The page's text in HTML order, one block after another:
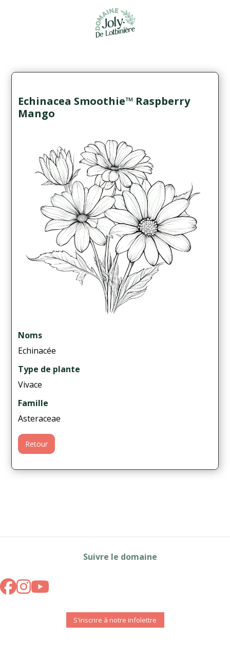
Echinacea Smoothie™ Raspberry
Mango
Noms
Echinacée
Type de plante
Vivace
Famille
Asteraceae
Retour
Suivre le domaine
S'inscrire à notre infolettre